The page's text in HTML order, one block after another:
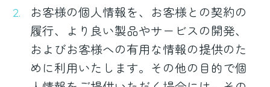
お客様の個人情報を、お客様との契約の
履行、より良い製品やサービスの開発、
およびお客様への有用な情報の提供のた
めに利用いたします。その他の目的で個